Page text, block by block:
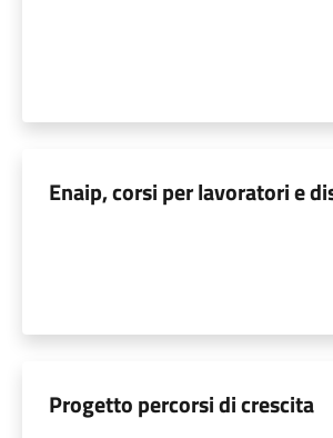
Enaip, corsi per lavoratori e
Progetto percorsi di crescita